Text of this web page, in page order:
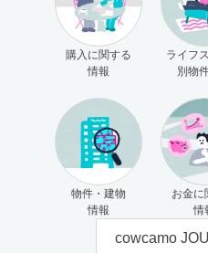
購入に関する
情報
ライフ
別物
物件・建物
情報
お金に
情
cowcamo